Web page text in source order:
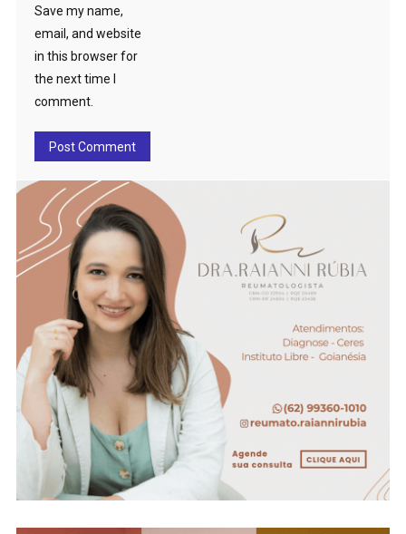
Save my name,
email, and website
in this browser for
the next time I
comment.